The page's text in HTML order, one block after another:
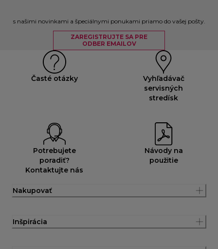
s našimi novinkami a špeciálnymi ponukami priamo do vašej pošty.
ZAREGISTRUJTE SA PRE
ODBER EMAILOV
Časté otázky
Vyhľadávač
servisných
stredísk
Potrebujete
poradiť?
Kontaktujte nás
Návody na
použitie
Nakupovať
Inšpirácia